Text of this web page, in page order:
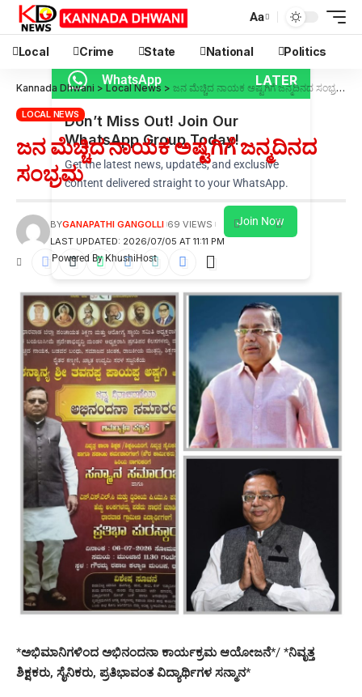
Aa
Local Crime State National Politics
Kannada Dhwani >Local News > ಜನ ಮೆಚ್ಚಿದ ನಾಯಕ ಅಷ್ಟಗಿಗೆ ಜನ್ಮದಿನದ ಸಂಭ್ರಮ
LOCAL NEWS
ಜನ ಮೆಚ್ಚಿದ ನಾಯಕ ಅಷ್ಟಗಿಗೆ ಜನ್ಮದಿನದ
ಸಂಭ್ರಮ
LAST UPDATED: 2026/07/05 AT 11:11 PM
BYGANAPATHI GANGOLLI 69 VIEWS
*ಅಭಿಮಾನಿಗಳಿಂದ ಅಭಿನಂದನಾ ಕಾರ್ಯಕ್ರಮ ಆಯೋಜನೆ*/ *ನಿವೃತ್ತ
ಶಿಕ್ಷಕರು, ಸೈನಿಕರು, ಪ್ರತಿಭಾವಂತ ವಿದ್ಯಾರ್ಥಿಗಳ ಸನ್ಮಾನ*
WhatsApp LATER
Don’t Miss Out! Join Our
WhatsApp Group Today!
Get the latest news, updates, and exclusive
content delivered straight to your WhatsApp.
Join Now
Powered By KhushiHost